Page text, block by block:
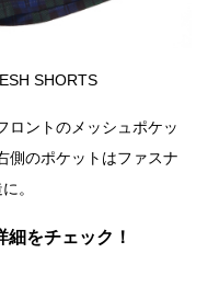
SHORTS
ロントのメッシュポケッ
側のポケットはファスナ
。
をチェック！